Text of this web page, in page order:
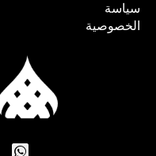
سياسة
الخصوصية